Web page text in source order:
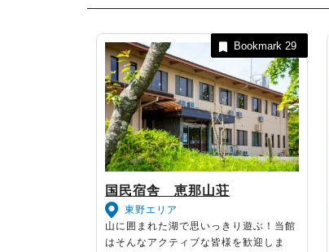
国民宿舎 恵那山荘
東野エリア
山に囲まれた湖で思いっきり遊ぶ！当館
はそんなアクティブな皆様を歓迎しま
Bookmark 29